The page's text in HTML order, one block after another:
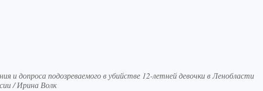
и допроса подозреваемого в убийстве 12-летней девочки в Ленобласти
/ Ирина Волк